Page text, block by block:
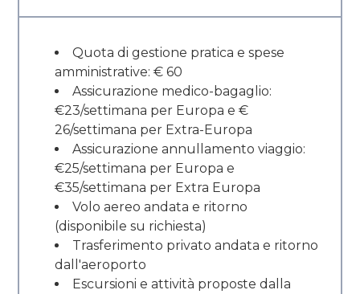
Quota di gestione pratica e spese
amministrative: € 60
Assicurazione medico-bagaglio:
€23/settimana per Europa e €
26/settimana per Extra-Europa
Assicurazione annullamento viaggio:
€25/settimana per Europa e
€35/settimana per Extra Europa
Volo aereo andata e ritorno
(disponibile su richiesta)
Trasferimento privato andata e ritorno
dall'aeroporto
Escursioni e attività proposte dalla